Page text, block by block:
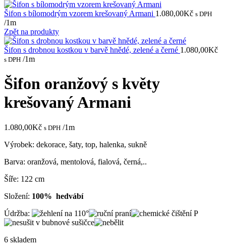
Šifon s bílomodrým vzorem krešovaný Armani 1.080,00Kč s DPH
/1m
Zpět na produkty
Šifon s drobnou kostkou v barvě hnědé, zelené a černé 1.080,00Kč
s DPH /1m
Šifon oranžový s květy
krešovaný Armani
1.080,00Kč s DPH /1m
Výrobek: dekorace, šaty, top, halenka, sukně
Barva: oranžová, mentolová, fialová, černá,..
Šíře: 122 cm
Složení: 100% hedvábí
Údržba:
6 skladem